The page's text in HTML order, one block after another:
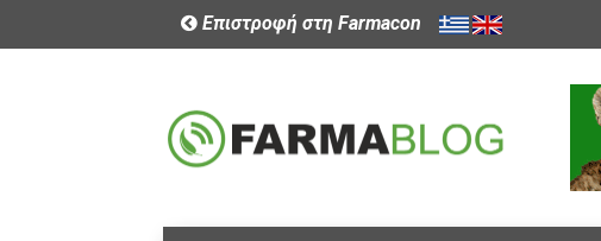
Επιστροφή στη Farmacon